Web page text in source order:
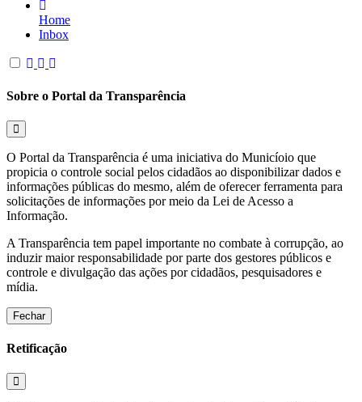
Home
Inbox
Sobre o Portal da Transparência
O Portal da Transparência é uma iniciativa do Municíoio que
propicia o controle social pelos cidadãos ao disponibilizar dados e
informações públicas do mesmo, além de oferecer ferramenta para
solicitações de informações por meio da Lei de Acesso a
Informação.
A Transparência tem papel importante no combate à corrupção, ao
induzir maior responsabilidade por parte dos gestores públicos e
controle e divulgação das ações por cidadãos, pesquisadores e
mídia.
Fechar
Retificação